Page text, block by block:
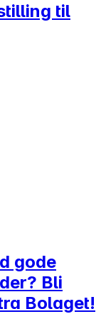
til
gode
Bli
Bolaget!